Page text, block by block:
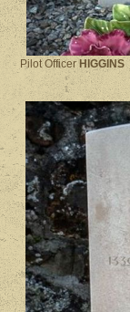
Pilot Officer HIGGINS